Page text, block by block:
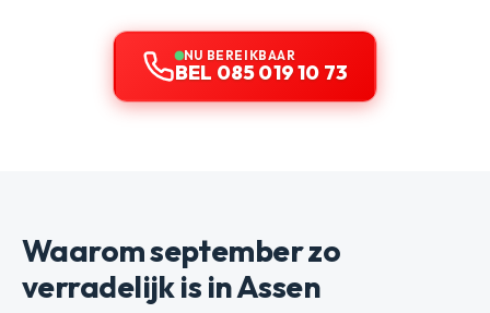
NU BEREIKBAAR
BEL 085 019 10 73
Waarom september zo
verradelijk is in Assen